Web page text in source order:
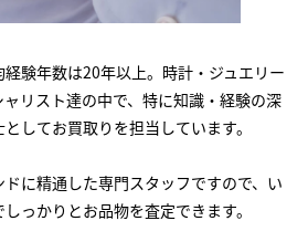
験年数は20年以上。時計・ジュエリー
リスト達の中で、特に知識・経験の深
してお買取りを担当しています。
に精通した専門スタッフですので、い
っかりとお品物を査定できます。